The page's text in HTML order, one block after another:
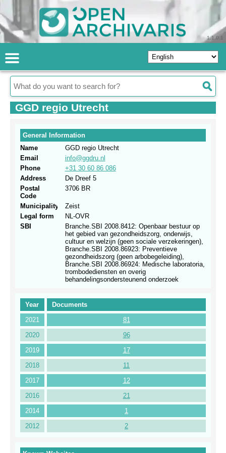
1.1.0.1
GGD regio Utrecht
Year
Documents
2021
81
2020
96
2019
17
2018
11
2017
12
2016
21
2014
1
2012
2
General Information
Name
GGD regio Utrecht
Email
info@ggdru.nl
Phone
+31 30 60 86 086
Address
De Dreef 5
Postal
Code
3706 BR
Municipality
Zeist
Legal form
NL-OVR
SBI
Branche.SBI 2008.8412: Openbaar bestuur op
het gebied van gezondheidszorg, onderwijs,
cultuur en welzijn (geen sociale verzekeringen),
Branche.SBI 2008.86923: Preventieve
gezondheidszorg (geen arbobegeleiding),
Branche.SBI 2008.86924: Medische laboratoria,
trombodediensten en overig
behandelingsondersteunend onderzoek